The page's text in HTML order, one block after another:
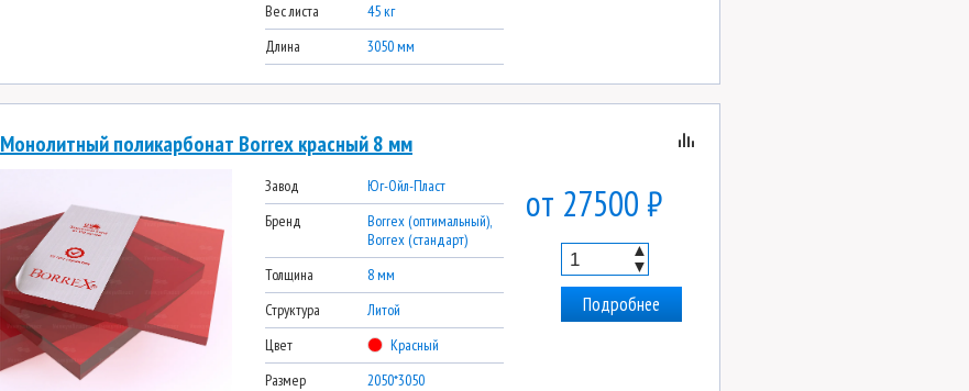
Вес листа
45 кг
Длина
3050 мм
Монолитный поликарбонат Borrex красный 8 мм
Завод
Юг-Ойл-Пласт
Бренд
Borrex (оптимальный),
Borrex (стандарт)
Толщина
8 мм
Структура
Литой
Цвет
Красный
Размер
2050*3050
от 27500 ₽
▲
▼
Подробнее